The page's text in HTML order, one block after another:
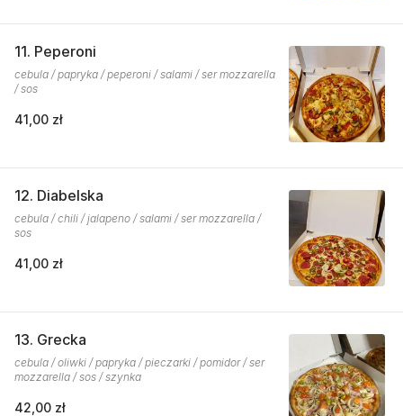
11. Peperoni
cebula / papryka / peperoni / salami / ser mozzarella
/ sos
41,00 zł
12. Diabelska
cebula / chili / jalapeno / salami / ser mozzarella /
sos
41,00 zł
13. Grecka
cebula / oliwki / papryka / pieczarki / pomidor / ser
mozzarella / sos / szynka
42,00 zł